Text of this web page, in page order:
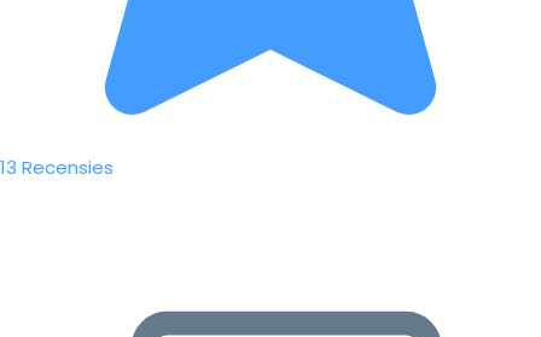
13 Recensies